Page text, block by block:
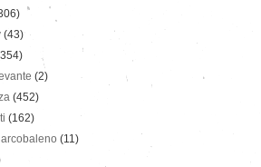
(43)
(2)
(452)
(162)
(11)